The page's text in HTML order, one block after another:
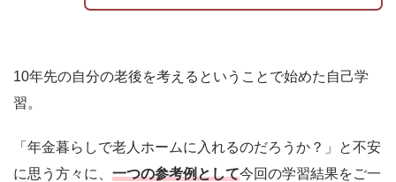
10年先の自分の老後を考えるということで始めた自己学
習。
「年金暮らしで老人ホームに入れるのだろうか？」と不安
に思う方々に、 一つの参考例として今回の学習結果をご一